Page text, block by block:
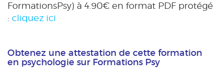
FormationsPsy) à 4.90€ en format PDF protégé
: cliquez ici
Obtenez une attestation de cette formation
en psychologie sur Formations Psy